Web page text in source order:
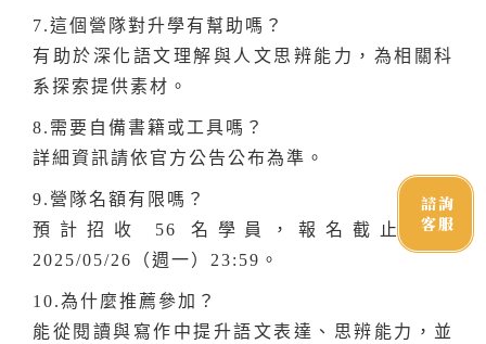
7.這個營隊對升學有幫助嗎？
有助於深化語文理解與人文思辨能力，為相關科
系探索提供素材。
8.需要自備書籍或工具嗎？
詳細資訊請依官方公告公布為準。
9.營隊名額有限嗎？
預計招收 56 名學員，報名截止日為
2025/05/26（週一）23:59。
10.為什麼推薦參加？
能從閱讀與寫作中提升語文表達、思辨能力，並
諮詢
客服